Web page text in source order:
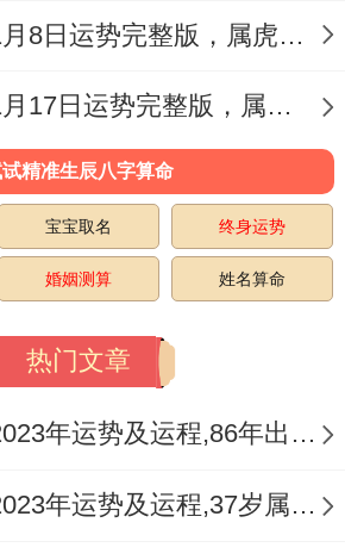
暴躁和愤怒、但老实讲属虎
有柔软的时候，都会在深爱
好也要表现下温柔的一面~
属虎男更想要与你一起！
属虎人2024年1月8日运势完整版，属虎2024年1月8日今日运势如何
属虎人2024年1月17日运势完整版，属虎2024年1月17日今日运势如何
精准生辰八字算命
宝宝取名 终身运势
婚姻测算 姓名算命
热门文章
1986年属虎人2023年运势及运程,86年出生的37岁生肖虎2023年每月运势详解
1986年属虎女2023年运势及运程,37岁属虎人2023全年每月运势女性如何